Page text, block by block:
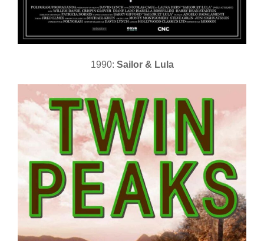
1990: Sailor & Lula